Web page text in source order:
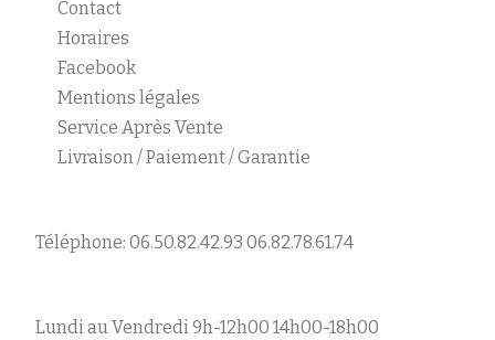
Contact
Horaires
Facebook
Mentions légales
Service Après Vente
Livraison / Paiement / Garantie
Téléphone: 06.50.82.42.93 06.82.78.61.74
Lundi au Vendredi 9h-12h00 14h00-18h00